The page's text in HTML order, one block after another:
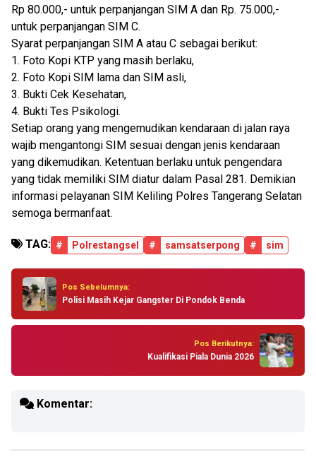
Rp 80.000,- untuk perpanjangan SIM A dan Rp. 75.000,-
untuk perpanjangan SIM C.
Syarat perpanjangan SIM A atau C sebagai berikut:
1. Foto Kopi KTP yang masih berlaku,
2. Foto Kopi SIM lama dan SIM asli,
3. Bukti Cek Kesehatan,
4. Bukti Tes Psikologi.
Setiap orang yang mengemudikan kendaraan di jalan raya
wajib mengantongi SIM sesuai dengan jenis kendaraan
yang dikemudikan. Ketentuan berlaku untuk pengendara
yang tidak memiliki SIM diatur dalam Pasal 281. Demikian
informasi pelayanan SIM Keliling Polres Tangerang Selatan
semoga bermanfaat.
TAG: # Polrestangsel # samsatserpong # sim
Pos Sebelumnya:
Polisi Masih Kejar Gangster Di Pondok Benda
Pos Berikutnya:
Kualifikasi Piala Dunia 2026
Komentar: